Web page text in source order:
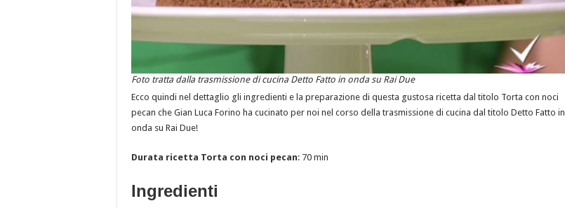
Foto tratta dalla trasmissione di cucina Detto Fatto in onda su Rai Due
Ecco quindi nel dettaglio gli ingredienti e la preparazione di questa gustosa ricetta dal titolo Torta con noci
pecan che Gian Luca Forino ha cucinato per noi nel corso della trasmissione di cucina dal titolo Detto Fatto in
onda su Rai Due!
Durata ricetta Torta con noci pecan: 70 min
Ingredienti